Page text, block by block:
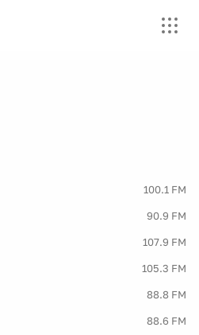
100.1 FM
90.9 FM
107.9 FM
105.3 FM
88.8 FM
88.6 FM